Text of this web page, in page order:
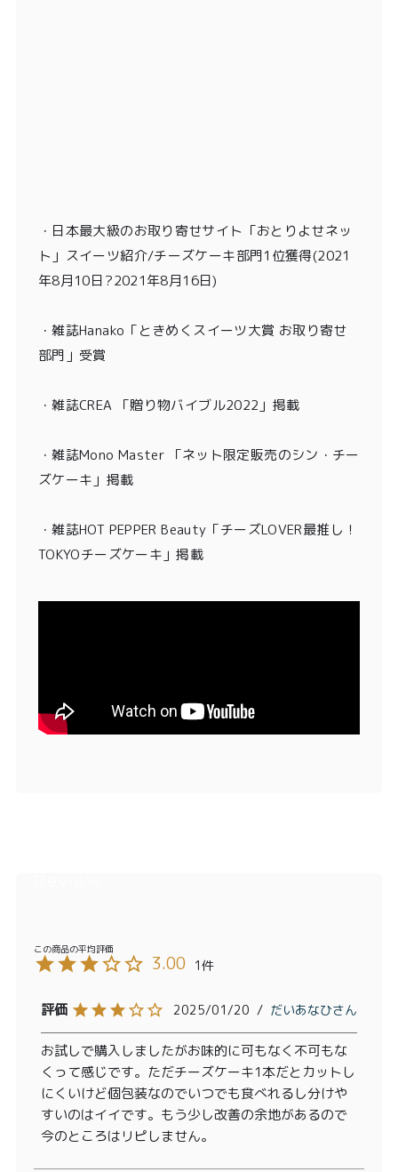
・ 日本最大級のお取り寄せサイト「おとりよせネッ
ト」スイーツ紹介/チーズケーキ部門1位獲得(2021
年8月10日?2021年8月16日)
・雑誌Hanako「ときめくスイーツ大賞 お取り寄せ
部門」受賞
・雑誌CREA 「贈り物バイブル2022」掲載
・雑誌Mono Master 「ネット限定販売のシン・チー
ズケーキ」掲載
・雑誌HOT PEPPER Beauty「チーズLOVER最推し！
TOKYOチーズケーキ」掲載
3.00 1
だいあなひ
2025/01/20
お試しで購入しましたがお味的に可もなく不可もな
くって感じです。ただチーズケーキ1本だとカットし
にくいけど個包装なのでいつでも食べれるし分けや
すいのはイイです。もう少し改善の余地があるので
今のところはリピしません。